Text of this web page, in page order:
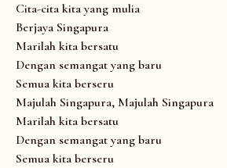
Cita-cita kita yang mulia
Berjaya Singapura
Marilah kita bersatu
Dengan semangat yang baru
Semua kita berseru
Majulah Singapura, Majulah Singapura
Marilah kita bersatu
Dengan semangat yang baru
Semua kita berseru